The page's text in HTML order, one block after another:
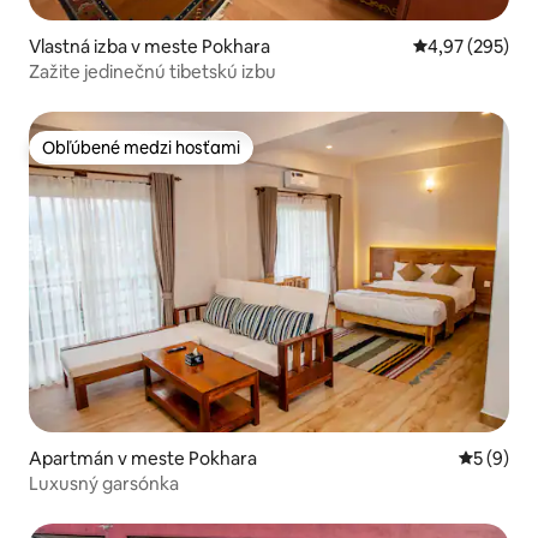
Vlastná izba v meste Pokhara Priemerné
4,97 (295)
Zažite jedinečnú tibetskú izbu
Obľúbené medzi hosťami
Obľúbené medzi hosťami
Apartmán v meste Pokhara
5 (9)
Luxusný garsónka